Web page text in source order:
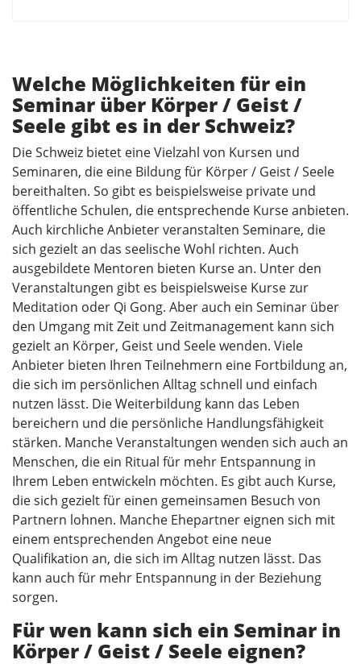
Welche Möglichkeiten für ein
Seminar über Körper / Geist /
Seele gibt es in der Schweiz?
Die Schweiz bietet eine Vielzahl von Kursen und
Seminaren, die eine Bildung für Körper / Geist / Seele
bereithalten. So gibt es beispielsweise private und
öffentliche Schulen, die entsprechende Kurse anbieten.
Auch kirchliche Anbieter veranstalten Seminare, die
sich gezielt an das seelische Wohl richten. Auch
ausgebildete Mentoren bieten Kurse an. Unter den
Veranstaltungen gibt es beispielsweise Kurse zur
Meditation oder Qi Gong. Aber auch ein Seminar über
den Umgang mit Zeit und Zeitmanagement kann sich
gezielt an Körper, Geist und Seele wenden. Viele
Anbieter bieten Ihren Teilnehmern eine Fortbildung an,
die sich im persönlichen Alltag schnell und einfach
nutzen lässt. Die Weiterbildung kann das Leben
bereichern und die persönliche Handlungsfähigkeit
stärken. Manche Veranstaltungen wenden sich auch an
Menschen, die ein Ritual für mehr Entspannung in
Ihrem Leben entwickeln möchten. Es gibt auch Kurse,
die sich gezielt für einen gemeinsamen Besuch von
Partnern lohnen. Manche Ehepartner eignen sich mit
einem entsprechenden Angebot eine neue
Qualifikation an, die sich im Alltag nutzen lässt. Das
kann auch für mehr Entspannung in der Beziehung
sorgen.
Für wen kann sich ein Seminar in
Körper / Geist / Seele eignen?